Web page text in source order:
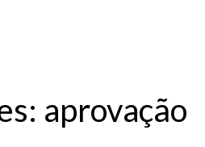
aprovação